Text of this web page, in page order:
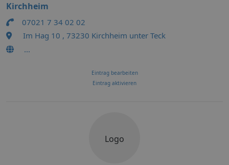
Kirchheim
07021 7 34 02 02
Im Hag 10 , 73230 Kirchheim unter Teck
...
Eintrag bearbeiten
Eintrag aktivieren
Logo